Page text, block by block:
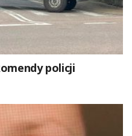
policji